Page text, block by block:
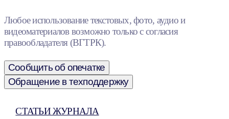
Любое использование текстовых, фото, аудио и
видеоматериалов возможно только с согласия
правообладателя (ВГТРК).
Сообщить об опечатке
Обращение в техподдержку
СТАТЬИ ЖУРНАЛА